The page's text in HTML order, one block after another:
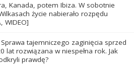
Kanada, potem Ibiza. W sobotnie
życie nabierało rozpędu
WIDEO]
tajemniczego zaginięcia sprzed
lat rozwiązana w niespełna rok. Jak
prawdę?